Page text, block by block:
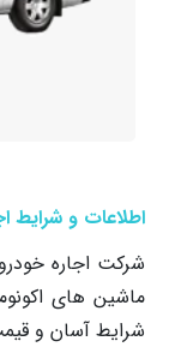
اطلاعات و شرایط
شرکت اجاره
ماشین های
شرایط آسان و